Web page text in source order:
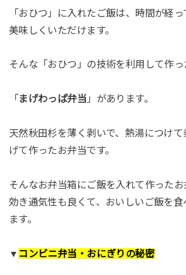
「おひつ」に入れたご飯は、時間が経
美味しくいただけます。
そんな「おひつ」の技術を利用して作っ
「まげわっぱ弁当 」があります。
天然秋田杉を薄く剥いで、熱湯につけ
げて作ったお弁当です。
そんなお弁当箱にご飯を入れて作った
効き通気性も良くて、おいしいご飯を食
ます。
▼ コンビニ弁当・おにぎりの秘密